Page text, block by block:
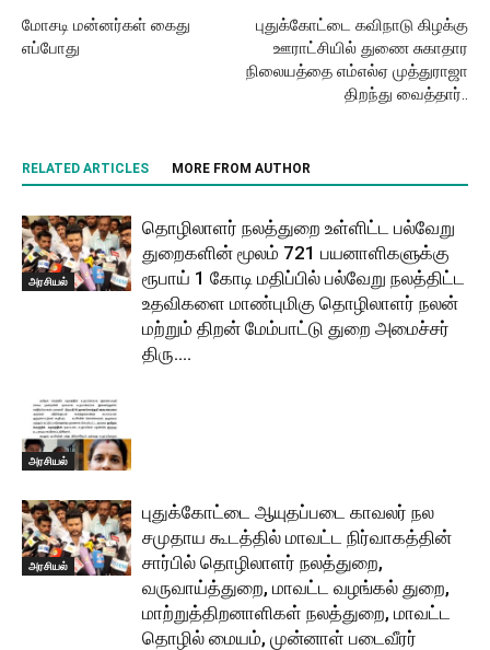
மோசடி மன்னர்கள் கைது
எப்போது
புதுக்கோட்டை கவிநாடு கிழக்கு
ஊராட்சியில் துணை சுகாதார
நிலையத்தை எம்எல்ஏ முத்துராஜா
திறந்து வைத்தார்..
RELATED ARTICLES MORE FROM AUTHOR
அரசியல்
தொழிலாளர் நலத்துறை உள்ளிட்ட பல்வேறு
துறைகளின் மூலம் 721 பயனாளிகளுக்கு
ரூபாய் 1 கோடி மதிப்பில் பல்வேறு நலத்திட்ட
உதவிகளை மாண்புமிகு தொழிலாளர் நலன்
மற்றும் திறன் மேம்பாட்டு துறை அமைச்சர்
திரு....
அரசியல்
அரசியல்
புதுக்கோட்டை ஆயுதப்படை காவலர் நல
சமுதாய கூடத்தில் மாவட்ட நிர்வாகத்தின்
சார்பில் தொழிலாளர் நலத்துறை,
வருவாய்த்துறை, மாவட்ட வழங்கல் துறை,
மாற்றுத்திறனாளிகள் நலத்துறை, மாவட்ட
தொழில் மையம், முன்னாள் படைவீரர்